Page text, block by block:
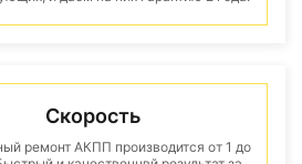
Скорость
ремонт АКПП производится от 1 до